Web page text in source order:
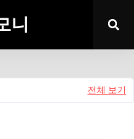
니
전체 보기